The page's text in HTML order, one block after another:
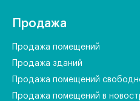
Продажа
Продажа помещений
Продажа зданий
Продажа помещений
Продажа помещений в